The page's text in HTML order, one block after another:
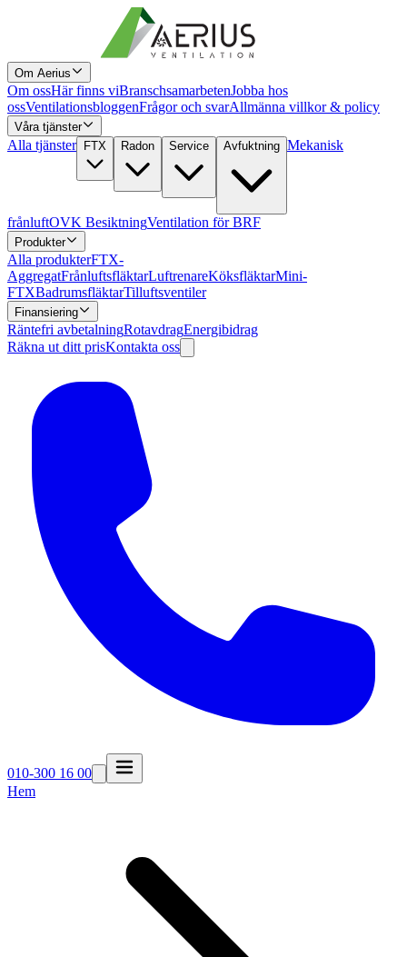
Om Aerius
Om ossHär finns viBranschsamarbetenJobba hos
ossVentilationsbloggenFrågor och svarAllmänna villkor & policy
Våra tjänster
Alla tjänster FTX Radon Service Avfuktning Mekanisk
frånluftOVK BesiktningVentilation för BRF
Produkter
Alla produkterFTX-
AggregatFrånluftsfläktarLuftrenareKöksfläktarMini-
FTXBadrumsfläktarTilluftsventiler
Finansiering
Räntefri avbetalningRotavdragEnergibidrag
Räkna ut ditt prisKontakta oss
010-300 16 00
Hem